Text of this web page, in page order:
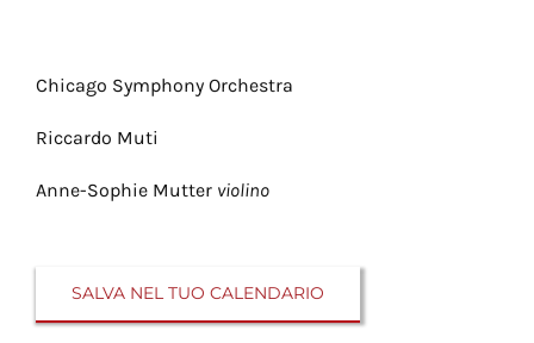
Chicago Symphony Orchestra
Riccardo Muti
Anne-Sophie Mutter violino
SALVA NEL TUO CALENDARIO